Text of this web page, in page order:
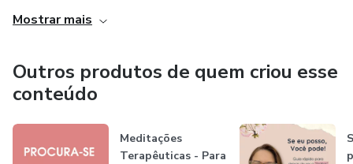
Mostrar mais
Outros produtos de quem criou esse
conteúdo
Meditações
Terapêuticas - Para